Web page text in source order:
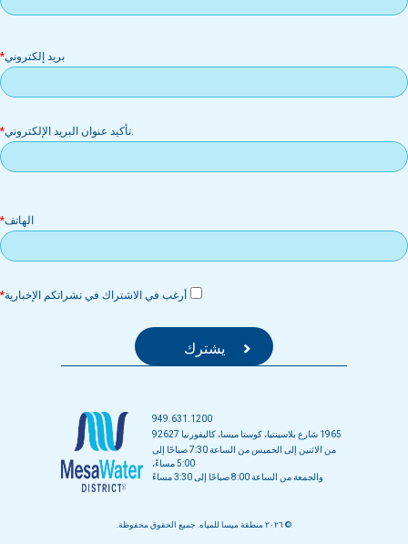
بريد إلكتروني
.تأكيد عنوان البريد الإلكتروني
الهاتف
أرغب في الاشتراك في نشراتكم الإخبارية
949.631.1200
1965 شارع بلاسينتيا، كوستا ميسا، كاليفورنيا 92627
من الاثنين إلى الخميس من الساعة 7:30 صباحًا إلى
5:00 مساءً،
والجمعة من الساعة 8:00 صباحًا إلى 3:30 مساءً